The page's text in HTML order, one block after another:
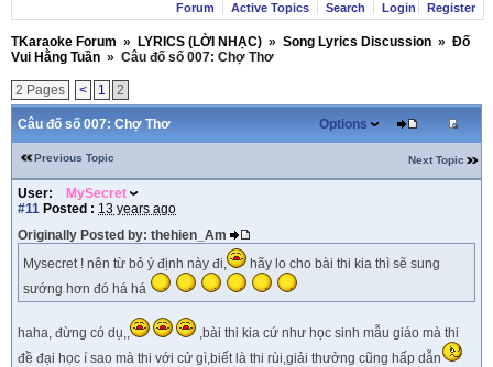
Forum Active Topics Search Login Register
TKaraoke Forum » LYRICS (LỜI NHẠC) » Song Lyrics Discussion » Đố
Vui Hằng Tuần » Câu đố số 007: Chợ Thơ
2 Pages < 1 2
Câu đố số 007: Chợ Thơ Options
Previous Topic Next Topic
User:
MySecret
#11 Posted : 13 years ago
Originally Posted by: thehien_Am
Mysecret ! nên từ bỏ ý định này đi,
hãy lo cho bài thi kia thì sẽ sung
sướng hơn đó há há
haha, đừng có dụ,,
,bài thi kia cứ như học sinh mẫu giáo mà thi
đề đại học í sao mà thi với cử gì,biết là thi rùi,giải thưởng cũng hấp dẫn